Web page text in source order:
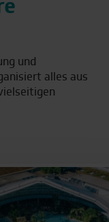
und
alles aus